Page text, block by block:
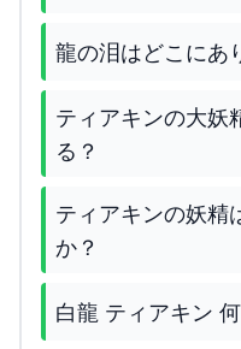
龍の泪はどこにあ
ティアキンの大妖
る？
ティアキンの妖精
か？
白龍 ティアキン